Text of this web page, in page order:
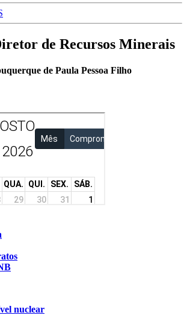
de Recursos Minerais
de Paula Pessoa Filho
nuclear